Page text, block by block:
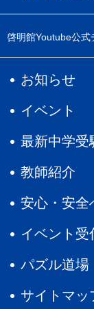
啓明館Youtube公式
お知らせ
イベント
最新中学受
教師紹介
安心・安全
イベント受
パズル道場
サイトマッ